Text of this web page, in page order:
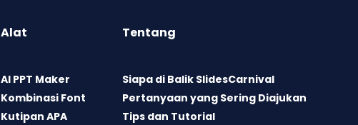
Alat
AI PPT Maker
Kombinasi Font
Kutipan APA
Tentang
Siapa di Balik SlidesCarnival
Pertanyaan yang Sering Diajukan
Tips dan Tutorial